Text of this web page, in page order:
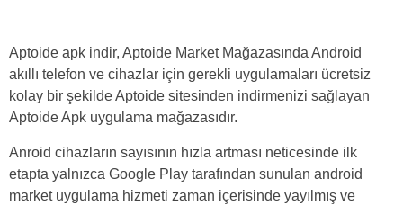
Aptoide apk indir, Aptoide Market Mağazasında Android
akıllı telefon ve cihazlar için gerekli uygulamaları ücretsiz
kolay bir şekilde Aptoide sitesinden indirmenizi sağlayan
Aptoide Apk uygulama mağazasıdır.
Anroid cihazların sayısının hızla artması neticesinde ilk
etapta yalnızca Google Play tarafından sunulan android
market uygulama hizmeti zaman içerisinde yayılmış ve